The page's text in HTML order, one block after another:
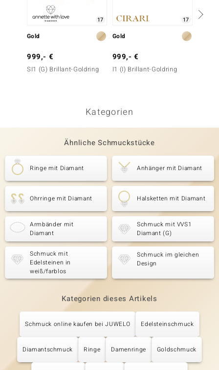
17
Gold
999,- €
SI1 (G) Brillant-Goldring
17
Gold
999,- €
I1 (I) Brillant-Goldring
Kategorien
Ähnliche Schmuckstücke
Ringe mit Diamant Anhänger mit Diamant
Ohrringe mit Diamant Halsketten mit Diamant
Armbänder mit
Diamant
Schmuck mit VVS1
Diamant (G)
Schmuck mit
Edelsteinen in
weiß/farblos
Schmuck im gleichen
Design
Kategorien dieses Artikels
Schmuck online kaufen bei JUWELO Edelsteinschmuck
Diamantschmuck Ringe Damenringe Goldschmuck